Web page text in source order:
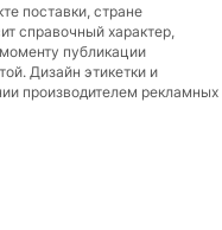
поставки, стране
справочный характер,
публикации
Дизайн этикетки и
производителем рекламных